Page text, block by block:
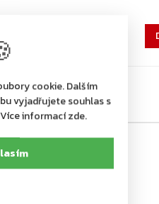
cookie. Dalším
vyjadřujete souhlas s
informací zde.
Kč bez DPH